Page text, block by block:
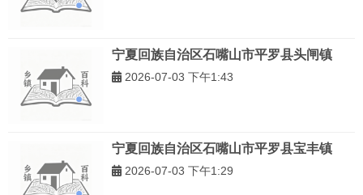
宁夏回族自治区石嘴山市平罗县头闸镇
2026-07-03 下午1:43
宁夏回族自治区石嘴山市平罗县宝丰镇
2026-07-03 下午1:29